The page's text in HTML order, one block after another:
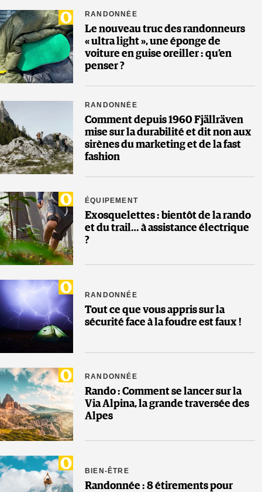
RANDONNÉE
Le nouveau truc des randonneurs
« ultra light », une éponge de
voiture en guise oreiller : qu’en
penser ?
RANDONNÉE
Comment depuis 1960 Fjällräven
mise sur la durabilité et dit non aux
sirènes du marketing et de la fast
fashion
ÉQUIPEMENT
Exosquelettes : bientôt de la rando
et du trail… à assistance électrique
?
RANDONNÉE
Tout ce que vous appris sur la
sécurité face à la foudre est faux !
RANDONNÉE
Rando : Comment se lancer sur la
Via Alpina, la grande traversée des
Alpes
BIEN-ÊTRE
Randonnée : 8 étirements pour